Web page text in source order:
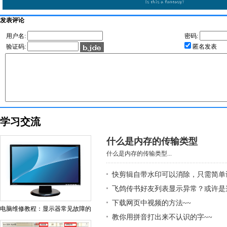
发表评论
用户名:
密码:
验证码:
匿名发表
学习交流
电脑维修教程：显示器常见故障的
什么是内存的传输类型
什么是内存的传输类型...
快剪辑自带水印可以消除，只需简单
飞鸽传书好友列表显示异常？或许
下载网页中视频的方法~~
教你用拼音打出来不认识的字~~